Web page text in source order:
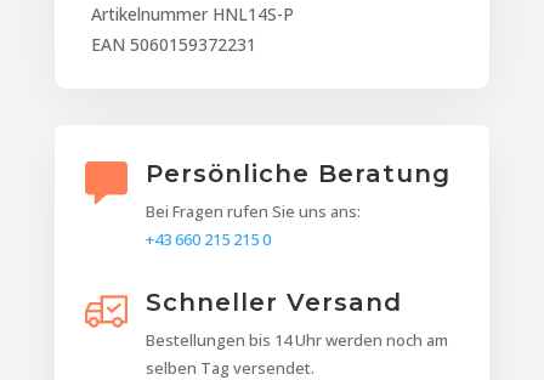
Artikelnummer HNL14S-P
EAN 5060159372231
Persönliche Beratung
Bei Fragen rufen Sie uns ans:
+43 660 215 215 0
Schneller Versand
Bestellungen bis 14 Uhr werden noch am
selben Tag versendet.